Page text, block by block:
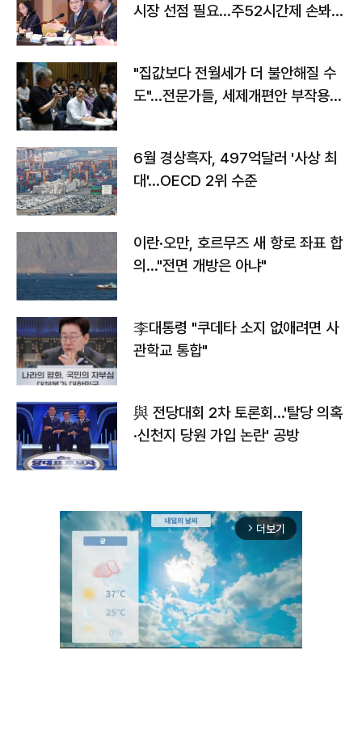
시장 선점 필요…주52시간제 손봐
"집값보다 전월세가 더 불안해질 수
도"…전문가들, 세제개편안 부작용
6월 경상흑자, 497억달러 '사상 최
대'…OECD 2위 수준
이란·오만, 호르무즈 새 항로 좌표 합
의…"전면 개방은 아냐"
李대통령 "쿠데타 소지 없애려면 사
관학교 통합"
與 전당대회 2차 토론회…'탈당 의혹
·신천지 당원 가입 논란' 공방
arrow_forward_ios 더보기